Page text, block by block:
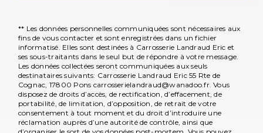
** Les données personnelles communiquées sont nécessaires aux
fins de vous contacter et sont enregistrées dans un fichier
informatisé. Elles sont destinées à Carrosserie Landraud Eric et
ses sous-traitants dans le seul but de répondre à votre message.
Les données collectées seront communiquées aux seuls
destinataires suivants: Carrosserie Landraud Eric 55 Rte de
Cognac, 17800 Pons carrosserielandraud@wanadoo.fr. Vous
disposez de droits d’accès, de rectification, d’effacement, de
portabilité, de limitation, d’opposition, de retrait de votre
consentement à tout moment et du droit d’introduire une
réclamation auprès d’une autorité de contrôle, ainsi que